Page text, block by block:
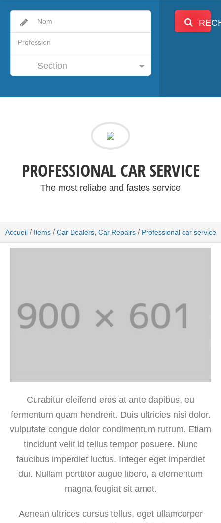
Section
PROFESSIONAL CAR SERVICE
The most reliabe and fastes service
Accueil / Items / Car Dealers, Car Repairs / Professional car service
Curabitur eleifend eros at ante dapibus, eu
fermentum quam hendrerit. Duis ultricies nisi dolor,
vulputate congue dolor condimentum rutrum. Etiam
tincidunt velit id tellus tempor posuere. Nunc
faucibus imperdiet luctus. Integer eget imperdiet
dui. Nullam porttitor augue libero, a elementum
magna feugiat sit amet.
Aenean ultrices cursus tellus, eget ullamcorper